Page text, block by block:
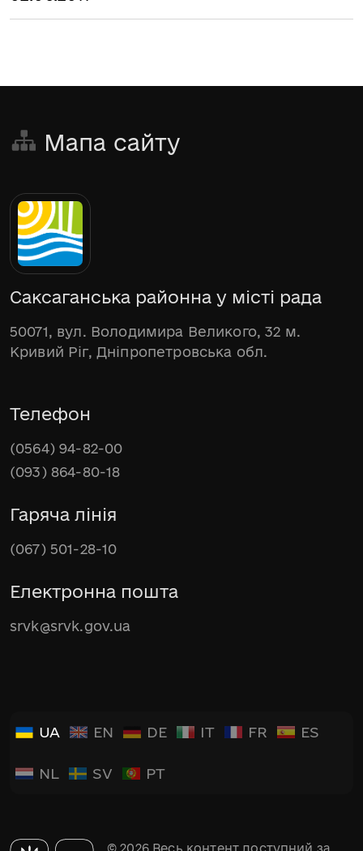
Мапа сайту
Саксаганська районна у місті рада
50071, вул. Володимира Великого, 32 м.
Кривий Ріг, Дніпропетровська обл.
Телефон
(0564) 94-82-00
(093) 864-80-18
Гаряча лінія
(067) 501-28-10
Електронна пошта
srvk@srvk.gov.ua
UA EN DE IT FR ES
NL SV PT
© 2026 Весь контент доступний за